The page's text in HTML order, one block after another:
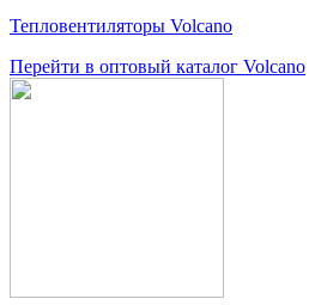
Тепловентиляторы Volcano
Перейти в оптовый каталог Volcano